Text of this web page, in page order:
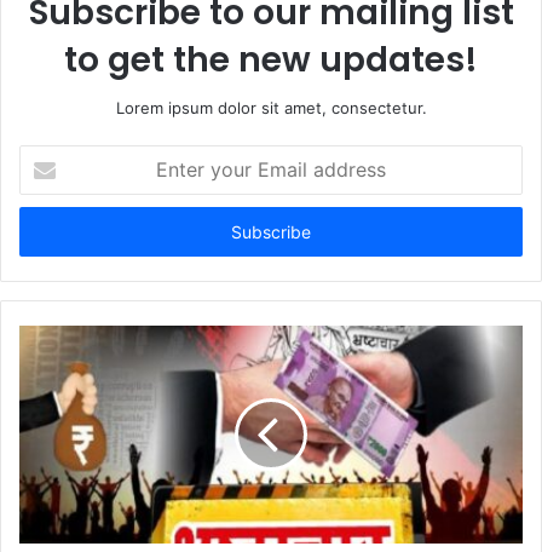
Subscribe to our mailing list
to get the new updates!
Lorem ipsum dolor sit amet, consectetur.
your
Email